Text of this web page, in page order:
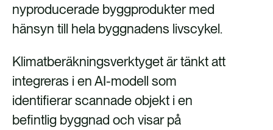
nyproducerade byggprodukter med
hänsyn till hela byggnadens livscykel.
Klimatberäkningsverktyget är tänkt att
integreras i en AI-modell som
identifierar scannade objekt i en
befintlig byggnad och visar på